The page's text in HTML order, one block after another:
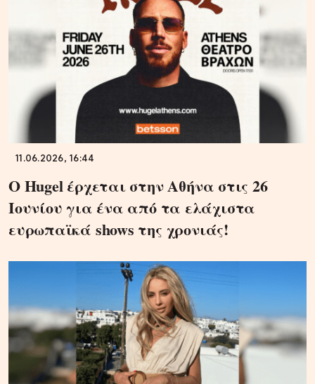
11.06.2026, 16:44
Ο Hugel έρχεται στην Αθήνα στις 26
Ιουνίου για ένα από τα ελάχιστα
ευρωπαϊκά shows της χρονιάς!